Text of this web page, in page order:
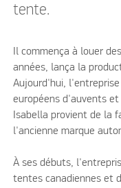
tente.
Il commença à louer
années, lança la
Aujourd'hui,
européens d'auvents et
Isabella provient de la
l'ancienne marque
À ses débuts,
tentes canadiennes et